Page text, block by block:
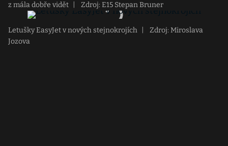
z mála dobře vidět
Zdroj: E15 Stepan Bruner
Letušky EasyJet v nových stejnokrojích
Zdroj: Miroslava
Jozova